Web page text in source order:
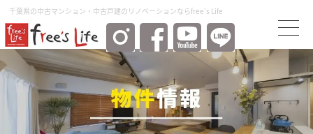
千葉県の中古マンション・中古⼾建のリノベーションならfree's Life